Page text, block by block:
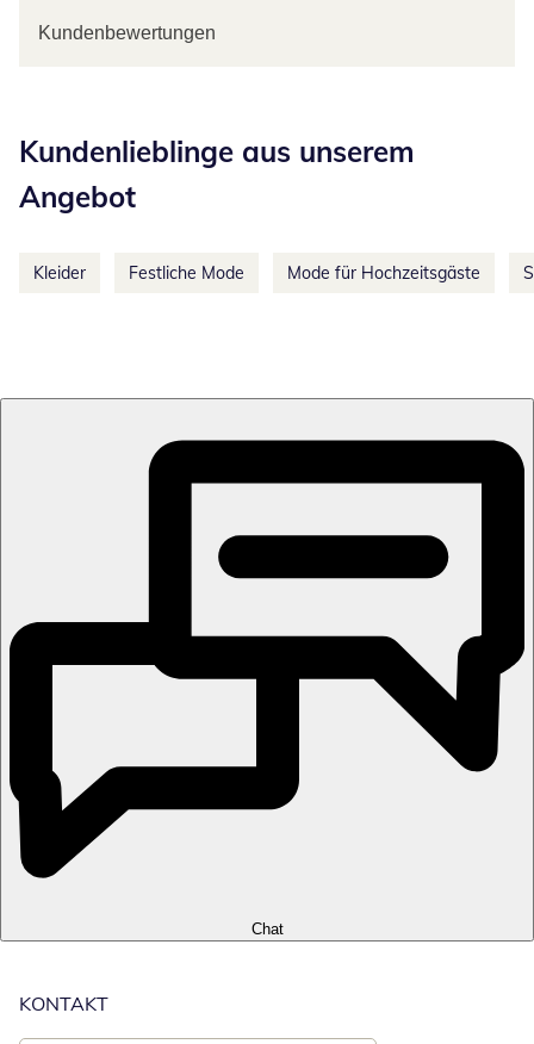
Kundenbewertungen
Kundenlieblinge aus unserem
Angebot
Kleider Festliche Mode Mode für Hochzeitsgäste
Chat
KONTAKT